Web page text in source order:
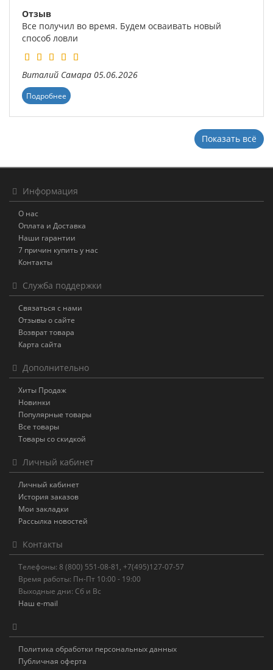
Отзыв
Все получил во время. Будем осваивать новый
способ ловли
Виталий Самара 05.06.2026
Подробнее
Показать всё
Информация
О нас
Оплата и Доставка
Наши гарантии
7 причин купить у нас
Контакты
Служба поддержки
Связаться с нами
Отзывы о сайте
Возврат товара
Карта сайта
Дополнительно
Хиты Продаж
Новинки
Популярные товары
Все товары
Товары со скидкой
Личный кабинет
Личный кабинет
История заказов
Мои закладки
Рассылка новостей
Контакты
Телефоны: 8 (800) 551-08-81, +7(495)127-07-57
Время работы: Пн-Пт 10:00 - 19:00
Выходные дни: Сб и Вс
Наш e-mail
Политика обработки персональных данных
Публичная оферта